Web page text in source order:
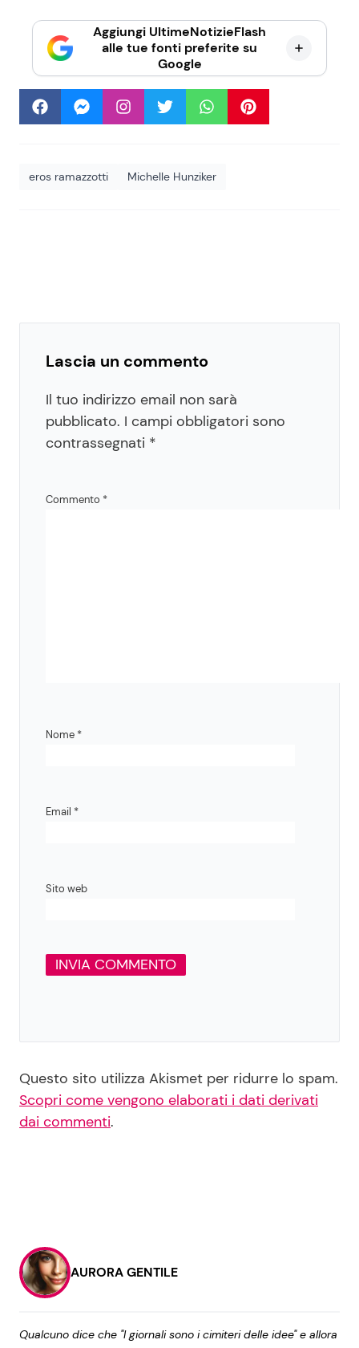
Aggiungi UltimeNotizieFlash
alle tue fonti preferite su
Google
eros ramazzotti Michelle Hunziker
Lascia un commento
Il tuo indirizzo email non sarà
pubblicato. I campi obbligatori sono
contrassegnati *
Commento *
Nome *
Email *
Sito web
Questo sito utilizza Akismet per ridurre lo spam.
Scopri come vengono elaborati i dati derivati
dai commenti.
AURORA GENTILE
Qualcuno dice che "I giornali sono i cimiteri delle idee" e allora